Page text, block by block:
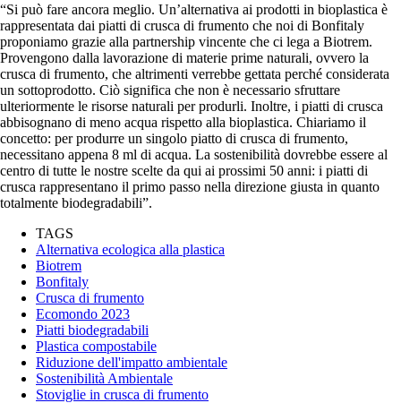
“Si può fare ancora meglio. Un’alternativa ai prodotti in bioplastica è
rappresentata dai piatti di crusca di frumento che noi di Bonfitaly
proponiamo grazie alla partnership vincente che ci lega a Biotrem.
Provengono dalla lavorazione di materie prime naturali, ovvero la
crusca di frumento, che altrimenti verrebbe gettata perché considerata
un sottoprodotto. Ciò significa che non è necessario sfruttare
ulteriormente le risorse naturali per produrli. Inoltre, i piatti di crusca
abbisognano di meno acqua rispetto alla bioplastica. Chiariamo il
concetto: per produrre un singolo piatto di crusca di frumento,
necessitano appena 8 ml di acqua. La sostenibilità dovrebbe essere al
centro di tutte le nostre scelte da qui ai prossimi 50 anni: i piatti di
crusca rappresentano il primo passo nella direzione giusta in quanto
totalmente biodegradabili”.
TAGS
Alternativa ecologica alla plastica
Biotrem
Bonfitaly
Crusca di frumento
Ecomondo 2023
Piatti biodegradabili
Plastica compostabile
Riduzione dell'impatto ambientale
Sostenibilità Ambientale
Stoviglie in crusca di frumento